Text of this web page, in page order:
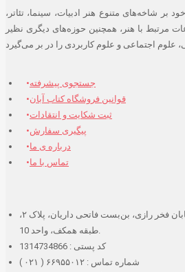
بر شاخه‌های متنوع هنر ادبیات، سینما، تئاتر،
مرتبط با هنر، همچنین حوزه‌های دیگری نظیر
جستجوی پیشرفته
قوانین فروشگاه کتاب آبان
ثبت شکایت و انتقادات
پیگیری سفارش
درباره ی ما
تماس با ما
تهران، خیابان انقلاب، خیابان فخر رازی، بن‌بست فاتحی داریان، پلاک ۲،
طبقه همکف، واحد 10.
کد پستی : 1314734866
شماره تماس : ۶۶۹۵۵۰۱۲ ( ۰۲۱ )